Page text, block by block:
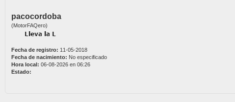
pacocordoba
(MotorFAQero)
Fecha de registro: 11-05-2018
Fecha de nacimiento: No especificado
Hora local: 06-08-2026 en 06:26
Estado: